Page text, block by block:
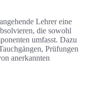
Lehrer eine
die sowohl
umfasst. Dazu
Prüfungen
anerkannten